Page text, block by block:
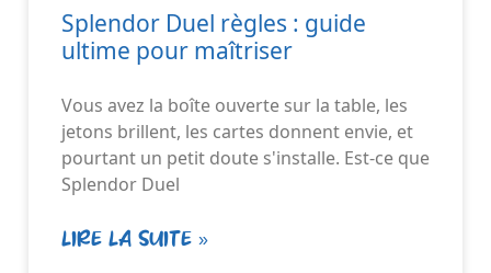
Splendor Duel règles : guide
ultime pour maîtriser
Vous avez la boîte ouverte sur la table, les
jetons brillent, les cartes donnent envie, et
pourtant un petit doute s'installe. Est-ce que
Splendor Duel
LIRE LA SUITE »